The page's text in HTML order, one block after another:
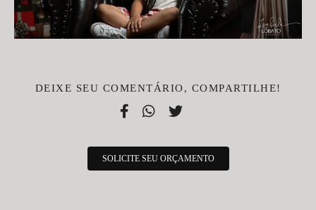
DEIXE SEU COMENTÁRIO, COMPARTILHE!
SOLICITE SEU ORÇAMENTO